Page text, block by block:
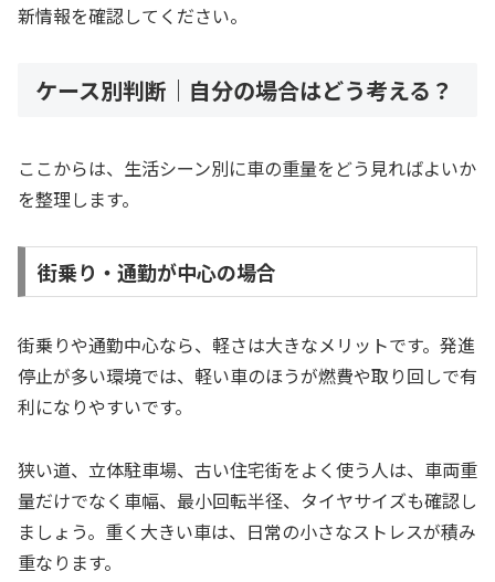
新情報を確認してください。
ケース別判断｜自分の場合はどう考える？
ここからは、生活シーン別に車の重量をどう見ればよいか
を整理します。
街乗り・通勤が中心の場合
街乗りや通勤中心なら、軽さは大きなメリットです。発進
停止が多い環境では、軽い車のほうが燃費や取り回しで有
利になりやすいです。
狭い道、立体駐車場、古い住宅街をよく使う人は、車両重
量だけでなく車幅、最小回転半径、タイヤサイズも確認し
ましょう。重く大きい車は、日常の小さなストレスが積み
重なります。